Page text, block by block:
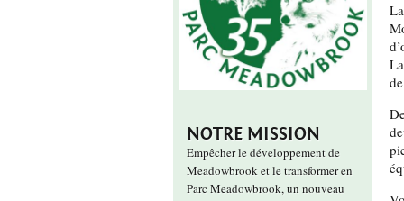
NOTRE MISSION
Empêcher le développement de
Meadowbrook et le transformer en
Parc Meadowbrook, un nouveau